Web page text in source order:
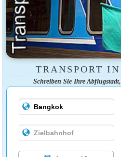
TRANSPORT
Schreiben Sie Ihre